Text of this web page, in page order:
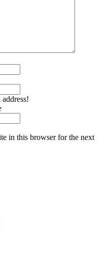
in this browser for the next